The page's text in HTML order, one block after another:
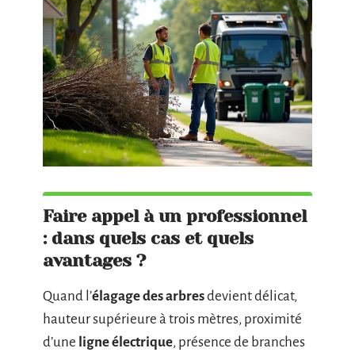
Faire appel à un professionnel
: dans quels cas et quels
avantages ?
Quand l’élagage des arbresdevient délicat,
hauteur supérieure à trois mètres, proximité
d’une ligne électrique, présence de branches